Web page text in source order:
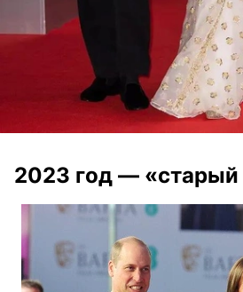
2023 год — «старый